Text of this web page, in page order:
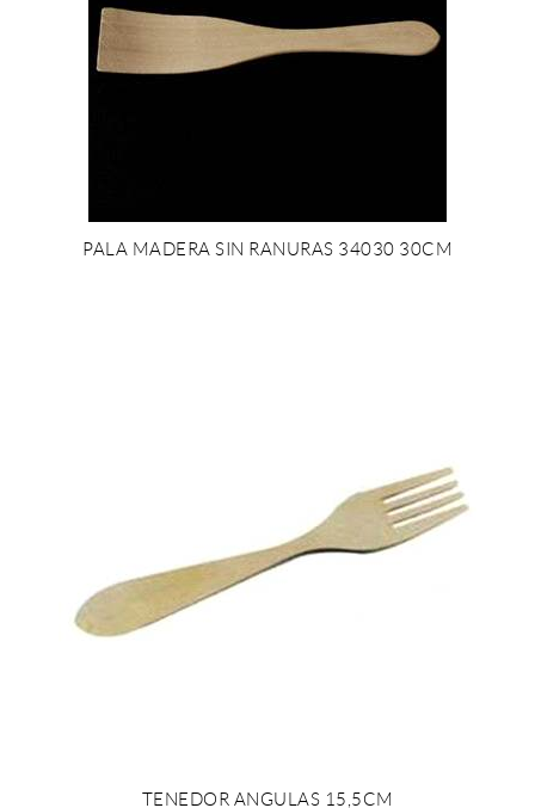
PALA MADERA SIN RANURAS 34030 30CM
TENEDOR ANGULAS 15,5CM